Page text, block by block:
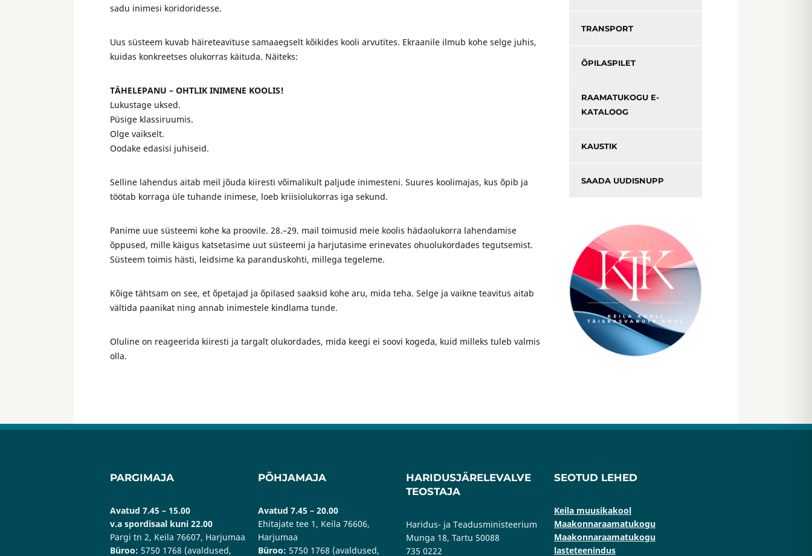
sadu inimesi koridoridesse.
Uus süsteem kuvab häireteavituse samaaegselt kõikides kooli arvutites. Ekraanile ilmub kohe selge juhis,
kuidas konkreetses olukorras käituda. Näiteks:
TÄHELEPANU – OHTLIK INIMENE KOOLIS!
Lukustage uksed.
Püsige klassiruumis.
Olge vaikselt.
Oodake edasisi juhiseid.
Selline lahendus aitab meil jõuda kiiresti võimalikult paljude inimesteni. Suures koolimajas, kus õpib ja
töötab korraga üle tuhande inimese, loeb kriisiolukorras iga sekund.
Panime uue süsteemi kohe ka proovile. 28.–29. mail toimusid meie koolis hädaolukorra lahendamise
õppused, mille käigus katsetasime uut süsteemi ja harjutasime erinevates ohuolukordades tegutsemist.
Süsteem toimis hästi, leidsime ka paranduskohti, millega tegeleme.
Kõige tähtsam on see, et õpetajad ja õpilased saaksid kohe aru, mida teha. Selge ja vaikne teavitus aitab
vältida paanikat ning annab inimestele kindlama tunde.
Oluline on reageerida kiiresti ja targalt olukordades, mida keegi ei soovi kogeda, kuid milleks tuleb valmis
olla.
TRANSPORT
ÕPILASPILET
RAAMATUKOGU E-
KATALOOG
KAUSTIK
SAADA UUDISNUPP
PARGIMAJA
Avatud 7.45 – 15.00
v.a spordisaal kuni 22.00
Pargi tn 2, Keila 76607, Harjumaa
Büroo: 5750 1768 (avaldused,
PÕHJAMAJA
Avatud 7.45 – 20.00
Ehitajate tee 1, Keila 76606,
Harjumaa
Büroo: 5750 1768 (avaldused,
HARIDUSJÄRELEVALVE
TEOSTAJA
Haridus- ja Teadusministeerium
Munga 18, Tartu 50088
735 0222
SEOTUD LEHED
Keila muusikakool
Maakonnaraamatukogu
Maakonnaraamatukogu
lasteteenindus